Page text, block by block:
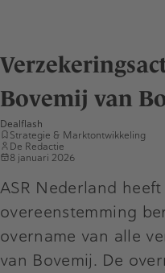
Bovemij van
Dealflash
Strategie & Marktontwikkeling
De Redactie
8 januari 2026
ASR Nederland heeft
overeenstemming
overname van alle
van Bovemij. De